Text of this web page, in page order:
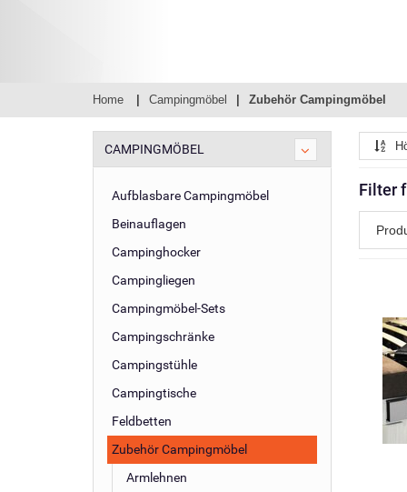
Home Campingmöbel Zubehör Campingmöbel
CAMPINGMÖBEL
Aufblasbare Campingmöbel
Beinauflagen
Campinghocker
Campingliegen
Campingmöbel-Sets
Campingschränke
Campingstühle
Campingtische
Feldbetten
Zubehör Campingmöbel
Armlehnen
Filter